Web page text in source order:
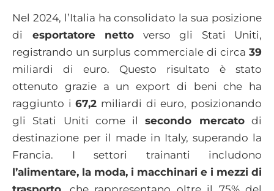
Nel 2024, l’Italia ha consolidato la sua posizione
di esportatore netto verso gli Stati Uniti,
registrando un surplus commerciale di circa 39
miliardi di euro. Questo risultato è stato
ottenuto grazie a un export di beni che ha
raggiunto i67,2 miliardi di euro, posizionando
gli Stati Uniti come ilsecondo mercatodi
destinazione per il made in Italy, superando la
Francia. I settori trainanti includono
l’alimentare, la moda, i macchinari e i mezzi di